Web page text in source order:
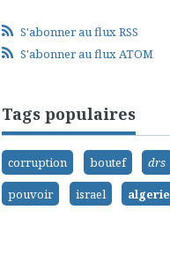
S'abonner au flux RSS
S'abonner au flux ATOM
Tags populaires
corruption boutef drs
pouvoir
israel algerie